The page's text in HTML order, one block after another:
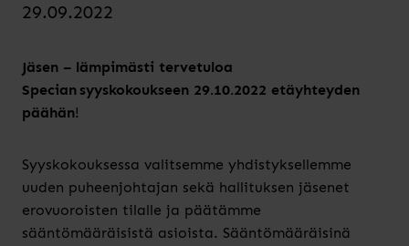
29.09.2022
Jäsen – lämpimästi tervetuloa
Specian syyskokoukseen 29.10.2022 etäyhteyden
päähän!
Syyskokouksessa valitsemme yhdistyksellemme
uuden puheenjohtajan sekä hallituksen jäsenet
erovuoroisten tilalle ja päätämme
sääntömääräisistä asioista. Sääntömääräisinä